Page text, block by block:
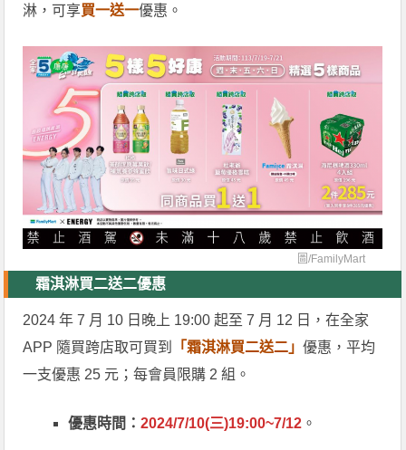
淋，可享買一送一優惠。
圖/FamilyMart
霜淇淋買二送二優惠
2024 年 7 月 10 日晚上 19:00 起至 7 月 12 日，在全家
APP 隨買跨店取可買到
「霜淇淋買二送二」優惠，平均
一支優惠 25 元；每會員限購 2 組。
優惠時間：2024/7/10(三)19:00~7/12 。